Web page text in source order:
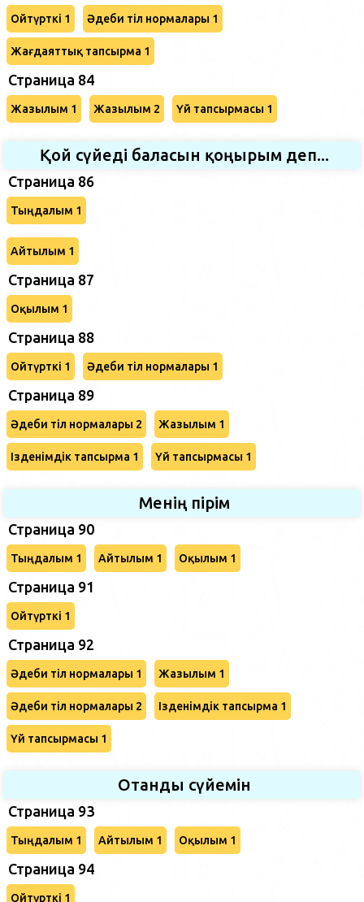
Ойтүрткі 1 Әдеби тіл нормалары 1
Жағдаяттық тапсырма 1
Страница 84
Жазылым 1 Жазылым 2 Үй тапсырмасы 1
Қой сүйеді баласын қоңырым деп...
Страница 86
Тыңдалым 1
Айтылым 1
Страница 87
Оқылым 1
Страница 88
Ойтүрткі 1 Әдеби тіл нормалары 1
Страница 89
Әдеби тіл нормалары 2 Жазылым 1
Ізденімдік тапсырма 1 Үй тапсырмасы 1
Менің пірім
Страница 90
Тыңдалым 1 Айтылым 1 Оқылым 1
Страница 91
Ойтүрткі 1
Страница 92
Әдеби тіл нормалары 1 Жазылым 1
Әдеби тіл нормалары 2 Ізденімдік тапсырма 1
Үй тапсырмасы 1
Отанды сүйемін
Страница 93
Тыңдалым 1 Айтылым 1 Оқылым 1
Страница 94
Ойтүрткі 1